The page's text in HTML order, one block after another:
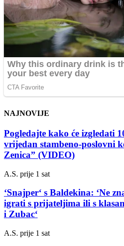
NAJNOVIJE
Pogledajte kako će izgledati
vrijedan stambeno-poslovni
Zenica” (VIDEO)
A.S. prije 1 sat
‘Snajper‘ s Baldekina: ‘Ne
igrati s prijateljima ili s
i Zubac‘
A.S. prije 1 sat